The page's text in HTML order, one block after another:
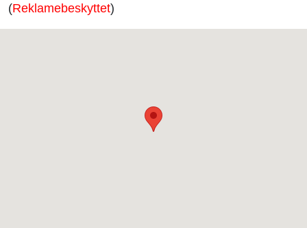
(Reklamebeskyttet)